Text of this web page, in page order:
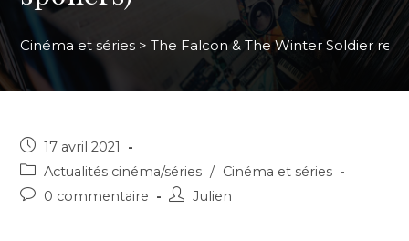
Cinéma et séries >The Falcon & The Winter Soldier
Post
published:
17 avril 2021
Post
category:
Actualités cinéma/séries / Cinéma et séries
Post0 commentaire
PostJulien